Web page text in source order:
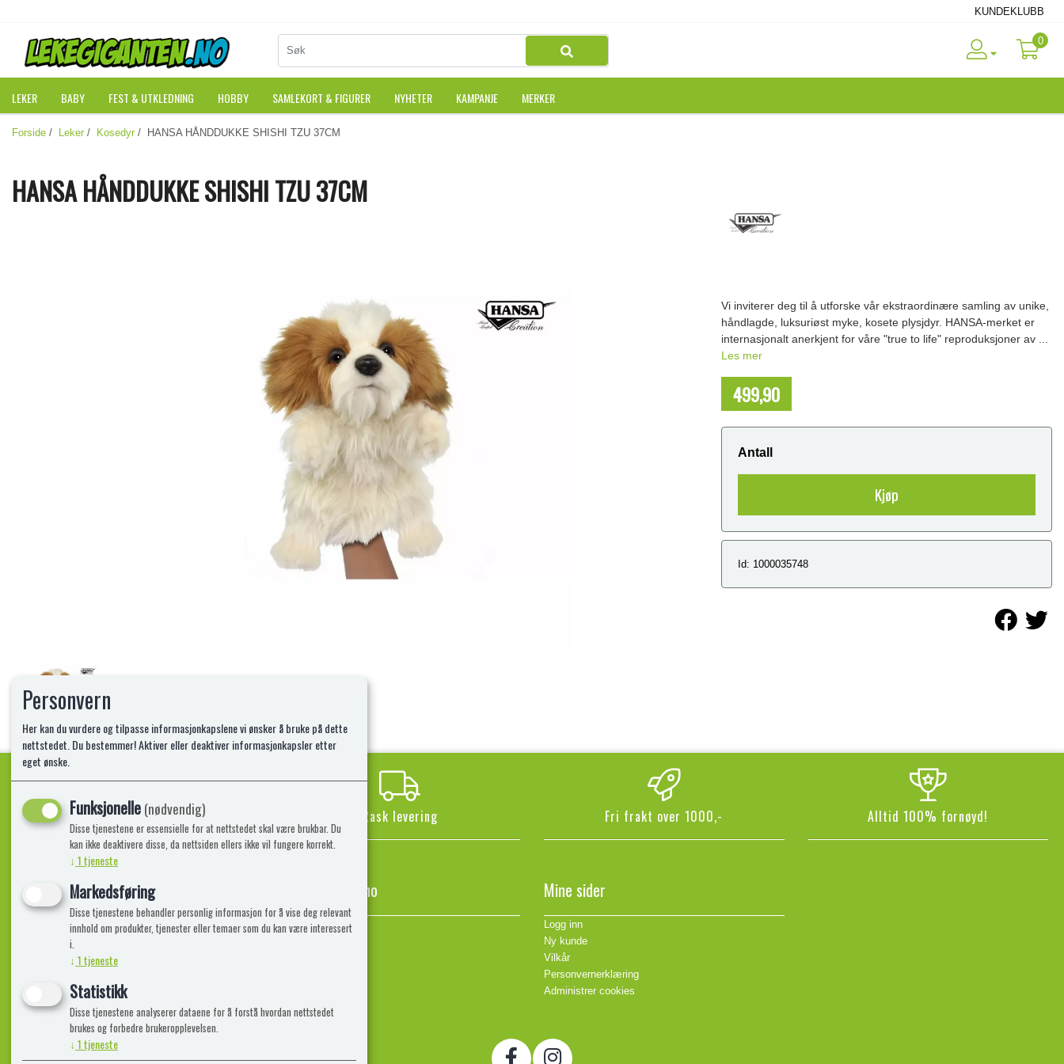
KUNDEKLUBB
0
LEKER BABY FEST & UTKLEDNING HOBBY SAMLEKORT & FIGURER NYHETER KAMPANJE MERKER
Forside / Leker / Kosedyr / HANSA HÅNDDUKKE SHISHI TZU 37CM
HANSA HÅNDDUKKE SHISHI TZU 37CM
Vi inviterer deg til å utforske vår ekstraordinære samling av unike,
håndlagde, luksuriøst myke, kosete plysjdyr. HANSA-merket er
internasjonalt anerkjent for våre "true to life" reproduksjoner av ...
Les mer
499,90
Antall
Kjøp
Id: 1000035748
Kvalitetsprodukter! Rask levering Fri frakt over 1000,- Alltid 100% fornøyd!
Informasjon
Frakt, Retur og Reklamasjon
Lekegiganten.no
Kontakt oss
Mine sider
Logg inn
Ny kunde
Vilkår
Personvernerklæring
Administrer cookies
Personvern
Her kan du vurdere og tilpasse informasjonkapslene vi ønsker å bruke på dette
nettstedet. Du bestemmer! Aktiver eller deaktiver informasjonkapsler etter
eget ønske.
Funksjonelle(nødvendig)
Disse tjenestene er essensielle for at nettstedet skal være brukbar. Du
kan ikke deaktivere disse, da nettsiden ellers ikke vil fungere korrekt.
↓ 1tjeneste
Markedsføring
Disse tjenestene behandler personlig informasjon for å vise deg relevant
innhold om produkter, tjenester eller temaer som du kan være interessert
i.
↓ 1tjeneste
Statistikk
Disse tjenestene analyserer dataene for å forstå hvordan nettstedet
brukes og forbedre brukeropplevelsen.
↓ 1tjeneste